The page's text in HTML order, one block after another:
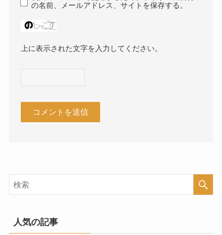
の名前、メールアドレス、サイトを保存する。
上に表示された文字を入力してください。
人気の記事